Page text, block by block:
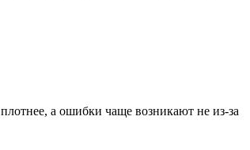
а ошибки чаще возникают не из-за